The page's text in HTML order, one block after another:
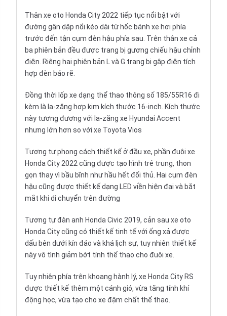
Thân xe oto Honda City 2022 tiếp tục nổi bật với
đường gân dập nổi kéo dài từ hốc bánh xe hơi phía
trước đến tận cụm đèn hậu phía sau. Trên thân xe cả
ba phiên bản đều được trang bị gương chiếu hậu chỉnh
điện. Riêng hai phiên bản L và G trang bị gập điện tích
hợp đèn báo rẽ.
Đồng thời lốp xe dạng thể thao thông số 185/55R16 đi
kèm là la-zăng hợp kim kích thước 16-inch. Kích thước
này tương đương với la-zăng xe Hyundai Accent
nhưng lớn hơn so với xe Toyota Vios
Tương tự phong cách thiết kế ở đầu xe, phần đuôi xe
Honda City 2022 cũng được tạo hình trẻ trung, thon
gọn thay vì bầu bĩnh như hầu hết đối thủ. Hai cụm đèn
hậu cũng được thiết kế dạng LED viền hiện đại và bắt
mắt khi di chuyển trên đường
Tương tự đàn anh Honda Civic 2019, cản sau xe oto
Honda City cũng có thiết kế tinh tế với ống xả được
dấu bên dưới kín đáo và khá lịch sự, tuy nhiên thiết kế
này vô tình giảm bớt tính thể thao cho đuôi xe.
Tuy nhiên phía trên khoang hành lý, xe Honda City RS
được thiết kế thêm một cánh gió, vừa tăng tính khí
động học, vừa tạo cho xe đậm chất thể thao.